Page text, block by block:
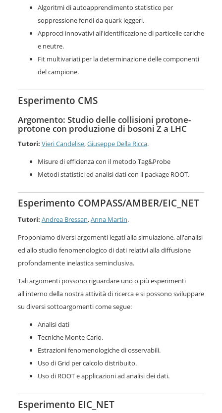
Algoritmi di autoapprendimento statistico per
soppressione fondi da quark leggeri.
Approcci innovativi all'identificazione di particelle cariche
e neutre.
Fit multivariati per la determinazione delle componenti
del campione.
Esperimento CMS
Argomento: Studio delle collisioni protone-
protone con produzione di bosoni Z a LHC
Tutori: Vieri Candelise,Giuseppe Della Ricca.
Misure di efficienza con il metodo Tag&Probe
Metodi statistici ed analisi dati con il package ROOT.
Esperimento COMPASS/AMBER/EIC_NET
Tutori: Andrea Bressan,Anna Martin.
Proponiamo diversi argomenti legati alla simulazione, all'analisi
ed allo studio fenomenologico di dati relativi alla diffusione
profondamente inelastica seminclusiva.
Tali argomenti possono riguardare uno o più esperimenti
all'interno della nostra attività di ricerca e si possono sviluppare
su diversi sottoargomenti come segue:
Analisi dati
Tecniche Monte Carlo.
Estrazioni fenomenologiche di osservabili.
Uso di Grid per calcolo distribuito.
Uso di ROOT e applicazioni ad analisi dei dati.
Esperimento EIC_NET